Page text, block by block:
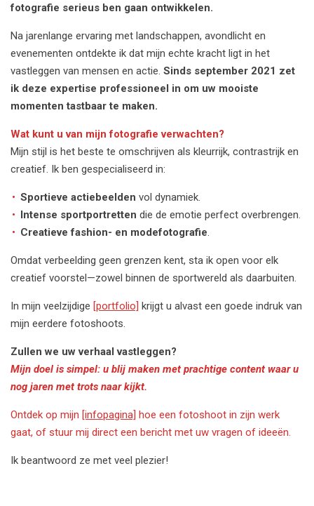
fotografie serieus ben gaan ontwikkelen.
Na jarenlange ervaring met landschappen, avondlicht en
evenementen ontdekte ik dat mijn echte kracht ligt in het
vastleggen van mensen en actie. Sinds september 2021 zet
ik deze expertise professioneel in om uw mooiste
momenten tastbaar te maken.
Wat kunt u van mijn fotografie verwachten?
Mijn stijl is het beste te omschrijven als kleurrijk, contrastrijk en
creatief. Ik ben gespecialiseerd in:
Sportieve actiebeelden vol dynamiek.
Intense sportportretten die de emotie perfect overbrengen.
Creatieve fashion- en modefotografie.
Omdat verbeelding geen grenzen kent, sta ik open voor elk
creatief voorstel—zowel binnen de sportwereld als daarbuiten.
In mijn veelzijdige [portfolio] krijgt u alvast een goede indruk van
mijn eerdere fotoshoots.
Zullen we uw verhaal vastleggen?
Mijn doel is simpel: u blij maken met prachtige content waar u
nog jaren met trots naar kijkt.
Ontdek op mijn [infopagina] hoe een fotoshoot in zijn werk
gaat, of stuur mij direct een bericht met uw vragen of ideeën.
Ik beantwoord ze met veel plezier!